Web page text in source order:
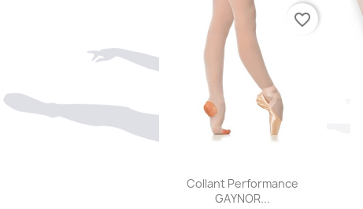
Aperçu rapide
Collant Performance
GAYNOR...
favorite_border